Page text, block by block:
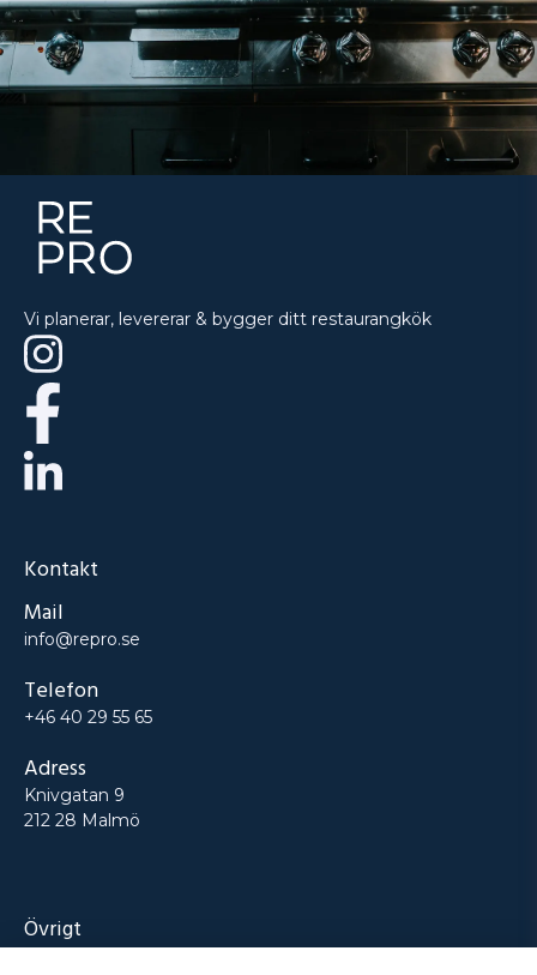
Vi planerar, levererar & bygger ditt restaurangkök
Kontakt
Mail
info@repro.se
Telefon
+46 40 29 55 65
Adress
Knivgatan 9
212 28 Malmö
Övrigt